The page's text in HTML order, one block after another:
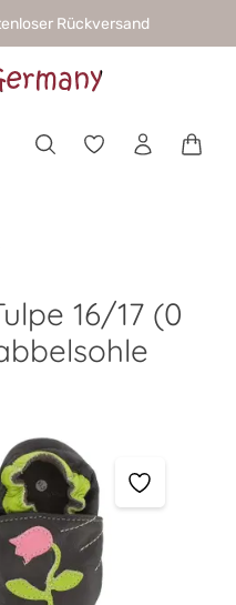
Rückversand
16/17 (0